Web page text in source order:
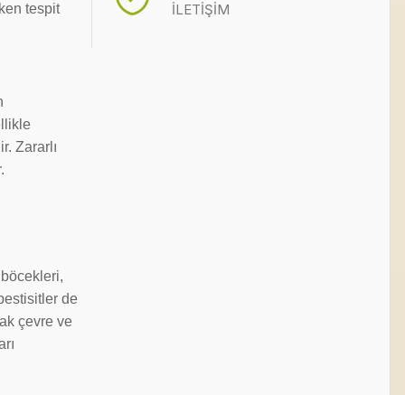
tespit
Zararlı
de
çevre ve
İLETİŞİM